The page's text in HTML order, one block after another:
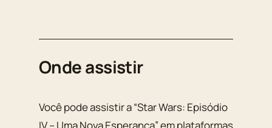
Onde assistir
Você pode assistir a “Star Wars: Episódio
IV – Uma Nova Esperança” em plataformas